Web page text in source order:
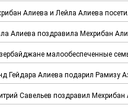
Алиева и Лейла Алиева
Алиева поздравила Мехрибан
малообеспеченные
Алиева подарил Рамизу
Савельев поздравил Мехрибан